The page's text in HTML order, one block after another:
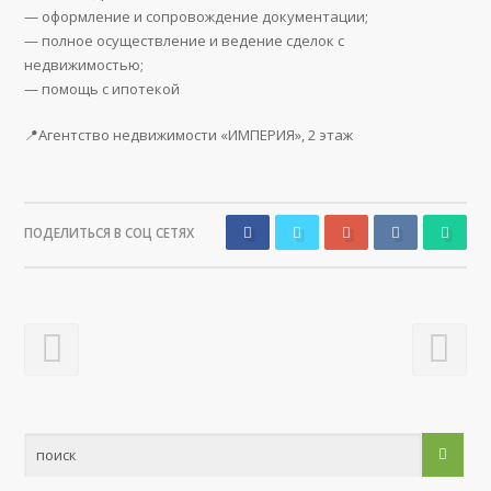
— оформление и сопровождение документации;
— полное осуществление и ведение сделок с
недвижимостью;
— помощь с ипотекой
📍Агентство недвижимости «ИМПЕРИЯ», 2 этаж
ПОДЕЛИТЬСЯ В СОЦ СЕТЯХ